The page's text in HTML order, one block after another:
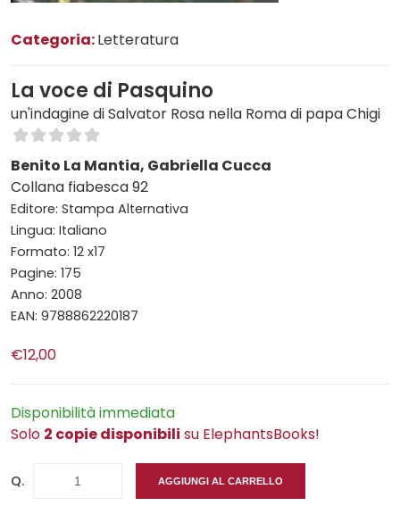
Categoria:Letteratura
La voce di Pasquino
un'indagine di Salvator Rosa nella Roma di papa Chigi
Benito La Mantia, Gabriella Cucca
Collana fiabesca 92
Editore: Stampa Alternativa
Lingua: Italiano
Formato: 12 x17
Pagine: 175
Anno: 2008
EAN: 9788862220187
€12,00
Disponibilità immediata
Solo 2 copie disponibili su ElephantsBooks!
Q. AGGIUNGI AL CARRELLO